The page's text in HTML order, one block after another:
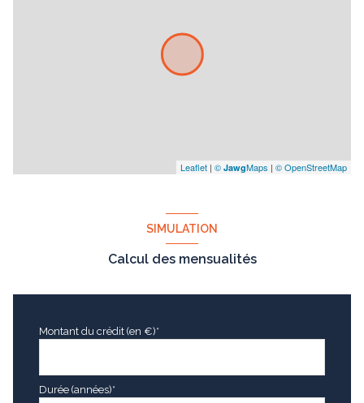
Leaflet | © JawgMaps | © OpenStreetMap
SIMULATION
Calcul des mensualités
Montant du crédit (en €)*
Durée (années)*